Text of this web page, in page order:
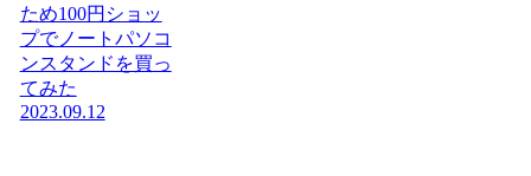
ため100円ショッ
プでノートパソコ
ンスタンドを買っ
てみた
2023.09.12